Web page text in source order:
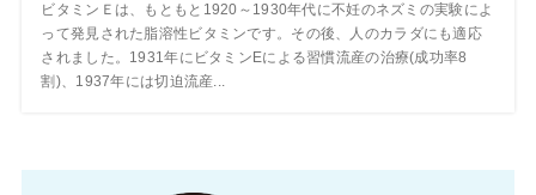
ビタミンＥは、もともと1920～1930年代に不妊のネズミの実験によ
って発見された脂溶性ビタミンです。その後、人のカラダにも適応
されました。1931年にビタミンEによる習慣流産の治療(成功率8
割)、1937年には切迫流産...